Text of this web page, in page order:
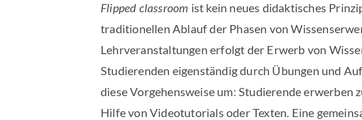
Flipped classroom ist kein neues didaktisches
traditionellen Ablauf der Phasen von
Lehrveranstaltungen erfolgt der Erwerb von
Studierenden eigenständig durch Übungen und
diese Vorgehensweise um: Studierende erwerben
Hilfe von Videotutorials oder Texten. Eine